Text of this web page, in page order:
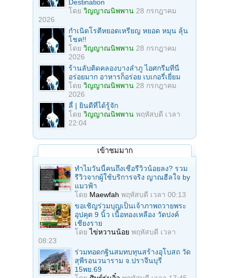
Destination
โดย วิญญาณนิพพาน 28 กรกฎาคม
2026
กำเนิดโรตีหยอดเหรียญ หยอด หมุน ลุ้น
โชค!!
โดย วิญญาณนิพพาน 28 กรกฎาคม
2026
ร้านลับติดคลองบางลำภู ไอศกรีมที่นี่
อร่อยมาก อาหารก็อร่อย เบเกอรี่เยี่ยม
โดย วิญญาณนิพพาน 28 กรกฎาคม
2026
ลี้ | ยินดีที่ได้รู้จัก
โดย วิญญาณนิพพาน พฤหัสบดี เวลา
22:04
เข้าชมมาก
ทำไมวันนี้คนถึงเชื่อรีวิวน้อยลง? รวม
รีวิวจากผู้ใช้บริการจริง ญาณฮีลใจ by
แมวฟ้า
โดย Maewfah พฤหัสบดี เวลา 00:13
ขอเชิญร่วมบุญเป็นเจ้าภาพถวายพระ
อุปคุต 9 นิ้ว เนื้อทองเหลือง วัดปงค์
เชียงราย
โดยไข่หวานน้อย พฤหัสบดี เวลา
08:23
ร่วมทอดกฐินสมทบทุนสร้างอุโบสถ วัด
สุพีรอนวนาราม จ.ปราจีนบุรี
15พย.69